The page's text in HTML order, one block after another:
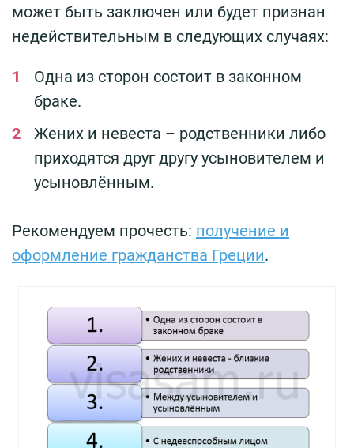
может быть заключен или будет признан
недействительным в следующих случаях:
Одна из сторон состоит в законном
браке.
Жених и невеста – родственники либо
приходятся друг другу усыновителем и
усыновлённым.
Рекомендуем прочесть: получение и
оформление гражданства Греции.